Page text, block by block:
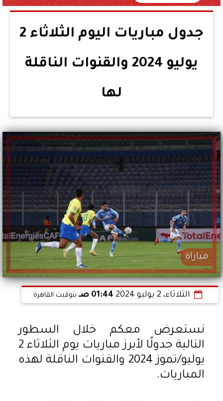
جدول مباريات اليوم الثلاثاء 2
يوليو 2024 والقنوات الناقلة
لها
مباراة
الثلاثاء، 2 يوليو 2024 01:44 صـ بتوقيت القاهرة
نستعرض معكم خلال السطور
التالية جدولًا لأبرز مباريات يوم الثلاثاء 2
يوليو/تموز 2024 والقنوات الناقلة لهذه
المباريات.